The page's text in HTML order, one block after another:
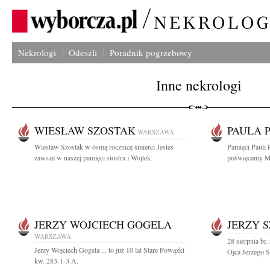
Nekrologi Odeszli Poradnik pogrzebowy
Inne nekrologi
WIESŁAW SZOSTAK WARSZAWA
Wiesław Szostak w ósmą rocznicę śmierci Jesteś
zawsze w naszej pamięci siostra i Wojtek
PAULA
Pamięci Pauli
poświęcamy
JERZY WOJCIECH GOGELA
WARSZAWA
Jerzy Wojciech Gogela ... to już 10 lat Stare Powązki
kw. 283-1-3 A.
JERZY
28 sierpnia
Ojca Jerzego